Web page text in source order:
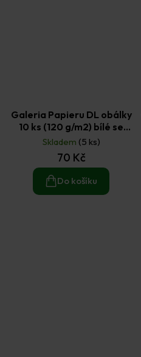
Galeria Papieru DL obálky
10 ks (120 g/m2) bílé se
zlatými vlákny
Skladem (5 ks)
70 Kč
Do košíku